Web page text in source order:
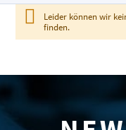
Leider können wir
finden.